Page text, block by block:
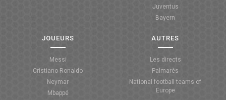
RECHERCHE
Juventus
Bayern
JOUEURS
Messi
Cristiano Ronaldo
Neymar
Mbappé
AUTRES
Les directs
Palmarès
National football teams of
Europe